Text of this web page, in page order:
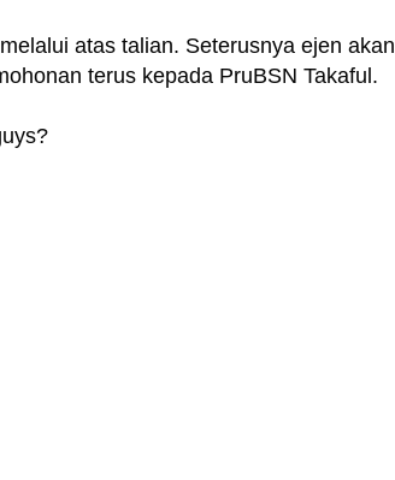
atas talian. Seterusnya ejen akan
terus kepada PruBSN Takaful.